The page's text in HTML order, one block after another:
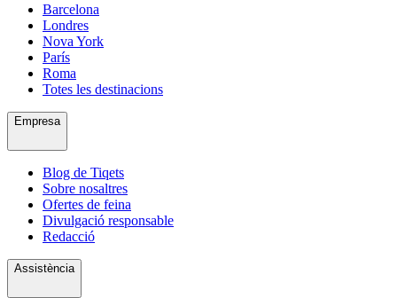
Barcelona
Londres
Nova York
París
Roma
Totes les destinacions
Empresa
Blog de Tiqets
Sobre nosaltres
Ofertes de feina
Divulgació responsable
Redacció
Assistència